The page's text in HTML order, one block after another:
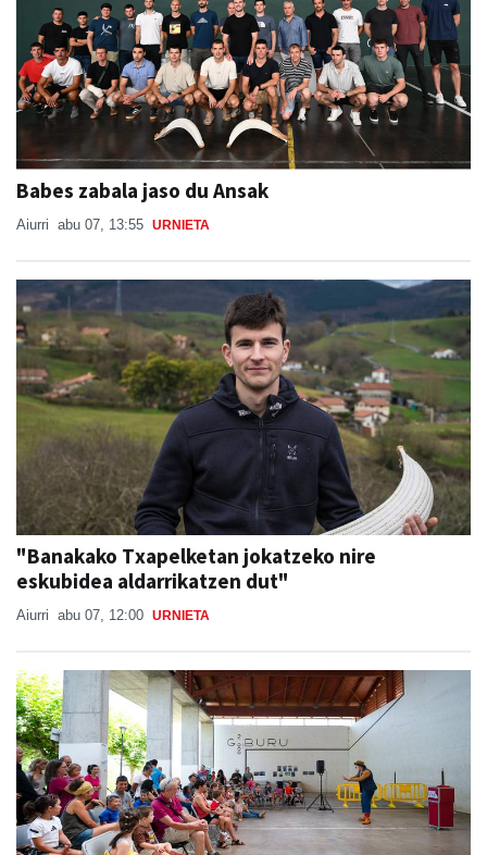
Babes zabala jaso du Ansak
Aiurri abu 07, 13:55 URNIETA
"Banakako Txapelketan jokatzeko nire
eskubidea aldarrikatzen dut"
Aiurri abu 07, 12:00 URNIETA